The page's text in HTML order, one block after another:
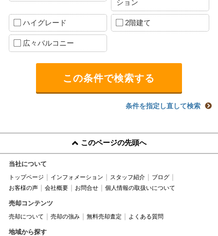
ション
ハイグレード 2階建て
広々バルコニー
条件を指定し直して検索
このページの先頭へ
当社について
トップページ インフォメーション スタッフ紹介
ブログ
お客様の声
会社概要 お問合せ 個人情報の取扱いについて
売却コンテンツ
売却について 売却の強み 無料売却査定 よくある質問
地域から探す